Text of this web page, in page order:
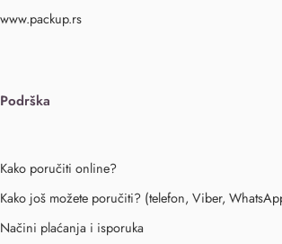
www.packup.rs
Podrška
Kako poručiti online?
Kako još možete poručiti? (telefon, Viber,
Načini plaćanja i isporuka